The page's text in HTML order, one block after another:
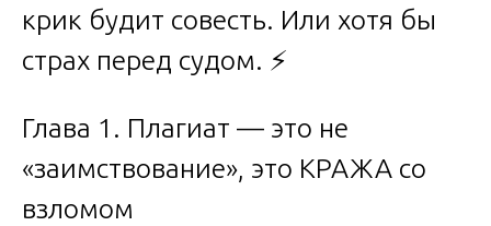
крик будит совесть. Или хотя бы
страх перед судом. ⚡
Глава 1. Плагиат — это не
«заимствование», это КРАЖА со
взломом